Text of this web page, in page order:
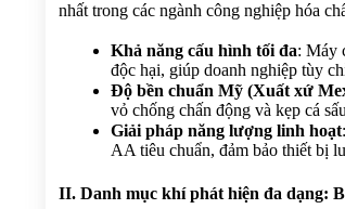
nhất trong các ngành công nghiệp hóa
Khả năng cấu hình tối đa: Máy
độc hại, giúp doanh nghiệp tùy
Độ bền chuẩn Mỹ (Xuất xứ
vỏ chống chấn động và kẹp cá
Giải pháp năng lượng linh hoạt
AA tiêu chuẩn, đảm bảo thiết bị
II. Danh mục khí phát hiện đa dạng: